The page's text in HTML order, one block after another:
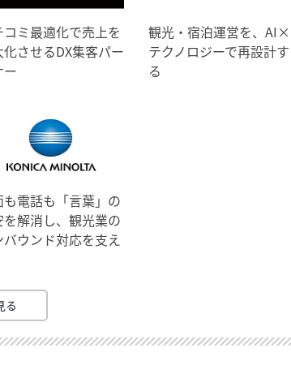
コミ最適化で売上を
化させるDX集客パー
ー
観光・宿泊運営を、AI×
テクノロジーで再設計す
る
も電話も「言葉」の
を解消し、観光業の
バウンド対応を支え
る